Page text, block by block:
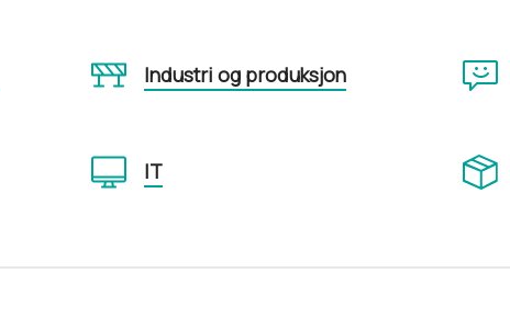
Industri og produksjon
IT